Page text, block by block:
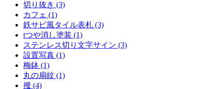
切り抜き (3)
カフェ (1)
鉄サビ風タイル表札 (3)
tつや消し塗装 (1)
ステンレス切り文字サイン (3)
設置写真 (1)
梅鉢 (1)
丸の扇紋 (1)
撥 (4)